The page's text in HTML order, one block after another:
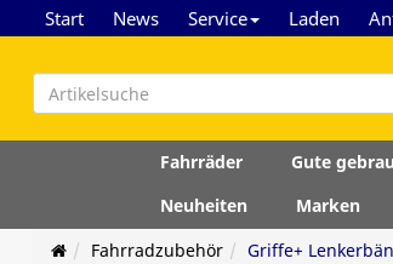
Start News Service Laden
Fahrräder Gute
Neuheiten
Marken
Fahrradzubehör
Griffe+